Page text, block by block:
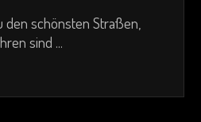
den schönsten Straßen,
sind ...